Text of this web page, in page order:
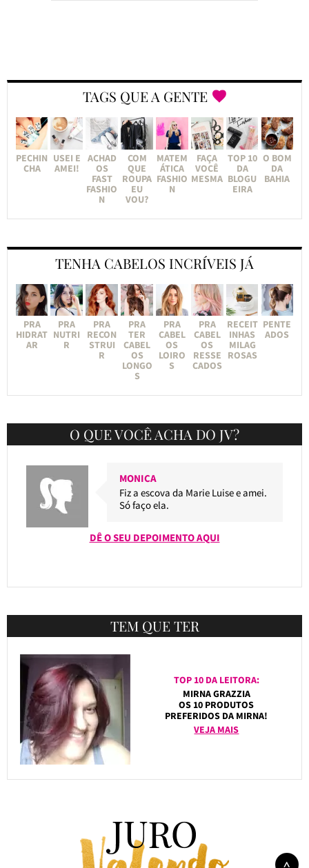
TAGS QUE A GENTE
PECHIN
CHA
USEI E
AMEI!
ACHAD
OS
FAST
FASHIO
N
COM
QUE
ROUPA
EU
VOU?
MATEM
ÁTICA
FASHIO
N
FAÇA
VOCÊ
MESMA
TOP 10
DA
BLOGU
EIRA
O BOM
DA
BAHIA
TENHA CABELOS INCRÍVEIS JÁ
PRA
HIDRAT
AR
PRA
NUTRI
R
PRA
RECON
STRUI
R
PRA
TER
CABEL
OS
LONGO
S
PRA
CABEL
OS
LOIRO
S
PRA
CABEL
OS
RESSE
CADOS
RECEIT
INHAS
MILAG
ROSAS
PENTE
ADOS
O QUE VOCÊ ACHA DO JV?
MONICA
Fiz a escova da Marie Luise e amei.
Só faço ela.
DÊ O SEU DEPOIMENTO AQUI
TEM QUE TER
TOP 10 DA LEITORA:
MIRNA GRAZZIA
OS 10 PRODUTOS
PREFERIDOS DA MIRNA!
VEJA MAIS